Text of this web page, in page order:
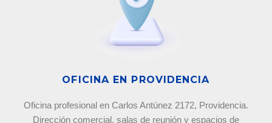
OFICINA EN PROVIDENCIA
Oficina profesional en Carlos Antúnez 2172, Providencia.
Dirección comercial, salas de reunión y espacios de